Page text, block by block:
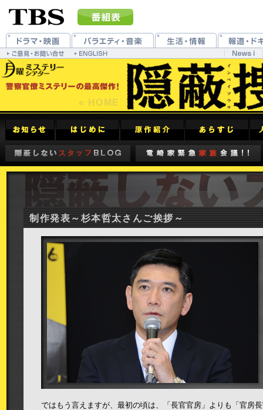
« HOME
制作発表～杉本哲太さんご挨拶～
ではもう言えますが、最初の頃は、「長官官房」よりも「官房